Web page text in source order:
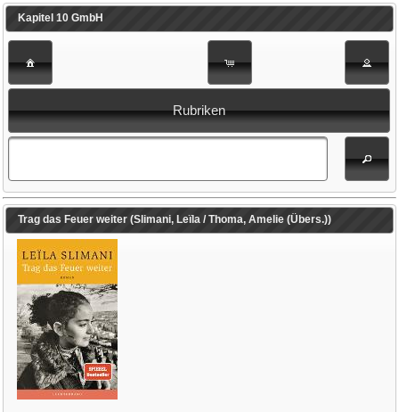
Kapitel 10 GmbH
Rubriken
Trag das Feuer weiter (Slimani, Leïla / Thoma, Amelie (Übers.))